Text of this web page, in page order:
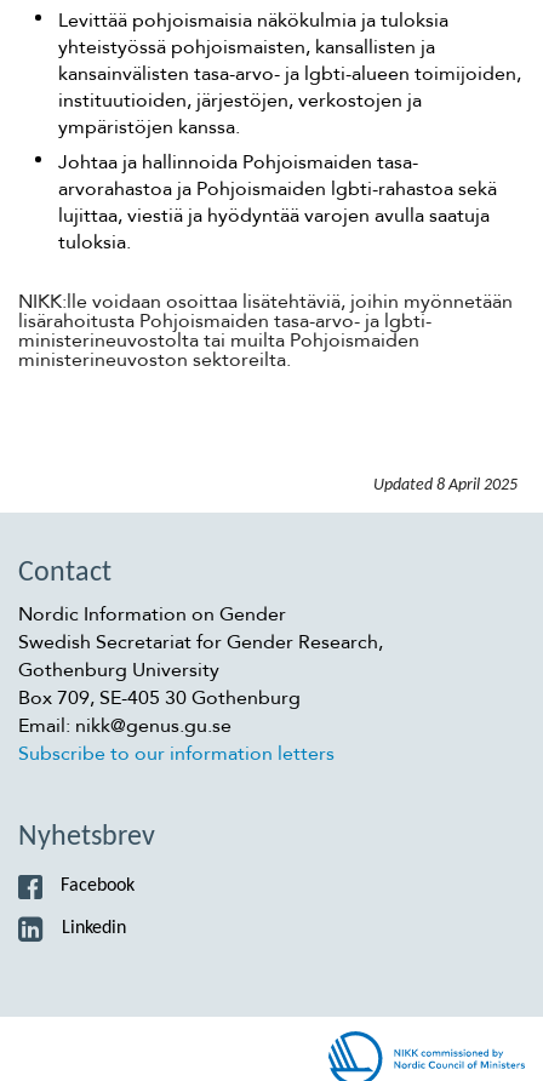
Levittää pohjoismaisia näkökulmia ja tuloksia
yhteistyössä pohjoismaisten, kansallisten ja
kansainvälisten tasa-arvo- ja lgbti-alueen toimijoiden,
instituutioiden, järjestöjen, verkostojen ja
ympäristöjen kanssa.
Johtaa ja hallinnoida Pohjoismaiden tasa-
arvorahastoa ja Pohjoismaiden lgbti-rahastoa sekä
lujittaa, viestiä ja hyödyntää varojen avulla saatuja
tuloksia.
NIKK:lle voidaan osoittaa lisätehtäviä, joihin myönnetään
lisärahoitusta Pohjoismaiden tasa-arvo- ja lgbti-
ministerineuvostolta tai muilta Pohjoismaiden
ministerineuvoston sektoreilta.
Updated 8 April 2025
Contact
Nordic Information on Gender
Swedish Secretariat for Gender Research,
Gothenburg University
Box 709, SE-405 30 Gothenburg
Email: nikk@genus.gu.se
Subscribe to our information letters
Nyhetsbrev
Facebook
Linkedin